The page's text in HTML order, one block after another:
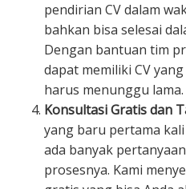
pendirian CV dalam
bahkan bisa selesai
Dengan bantuan tim
dapat memiliki CV
harus menunggu lama.
Konsultasi Gratis dan
yang baru pertama
ada banyak
prosesnya. Kami